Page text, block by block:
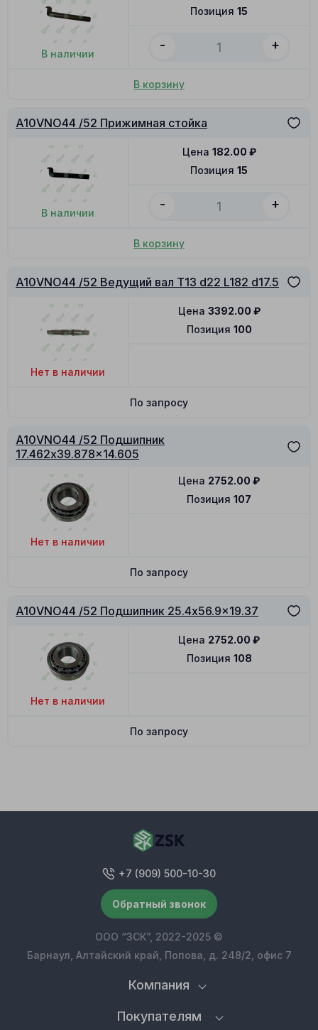
В наличии
Позиция 15
- +
В корзину
A10VNO44 /52 Прижимная стойка
В наличии
Позиция 15
Цена 182.00 ₽
- +
В корзину
A10VNO44 /52 Ведущий вал T13 d22 L182 d17.5
Нет в наличии
Позиция 100
Цена 3392.00 ₽
По запросу
A10VNO44 /52 Подшипник
17.462x39.878x14.605
Нет в наличии
Позиция 107
Цена 2752.00 ₽
По запросу
A10VNO44 /52 Подшипник 25.4x56.9x19.37
Нет в наличии
Позиция 108
Цена 2752.00 ₽
По запросу
Компания
Покупателям
+7 (909) 500-10-30
Обратный звонок
ООО “ЗСК”, 2022-2025 ©
Барнаул, Алтайский край, Попова, д. 248/2, офис 7